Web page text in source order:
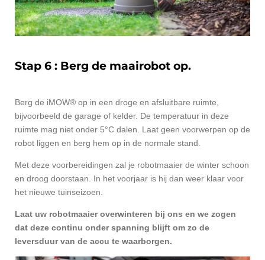
Stap 6 : Berg de maairobot op.
Berg de iMOW® op in een droge en afsluitbare ruimte,
bijvoorbeeld de garage of kelder. De temperatuur in deze
ruimte mag niet onder 5°C dalen. Laat geen voorwerpen op de
robot liggen en berg hem op in de normale stand.
Met deze voorbereidingen zal je robotmaaier de winter schoon
en droog doorstaan. In het voorjaar is hij dan weer klaar voor
het nieuwe tuinseizoen.
Laat uw robotmaaier overwinteren bij ons en we zogen
dat deze continu onder spanning blijft om zo de
leversduur van de accu te waarborgen.